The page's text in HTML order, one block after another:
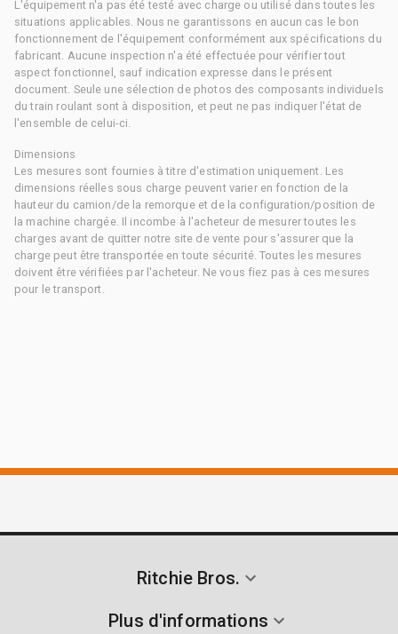
L'équipement n'a pas été testé avec charge ou utilisé dans toutes les
situations applicables. Nous ne garantissons en aucun cas le bon
fonctionnement de l'équipement conformément aux spécifications du
fabricant. Aucune inspection n'a été effectuée pour vérifier tout
aspect fonctionnel, sauf indication expresse dans le présent
document. Seule une sélection de photos des composants individuels
du train roulant sont à disposition, et peut ne pas indiquer l'état de
l'ensemble de celui-ci.
Dimensions
Les mesures sont fournies à titre d'estimation uniquement. Les
dimensions réelles sous charge peuvent varier en fonction de la
hauteur du camion/de la remorque et de la configuration/position de
la machine chargée. Il incombe à l'acheteur de mesurer toutes les
charges avant de quitter notre site de vente pour s'assurer que la
charge peut être transportée en toute sécurité. Toutes les mesures
doivent être vérifiées par l'acheteur. Ne vous fiez pas à ces mesures
pour le transport.
Ritchie Bros.
Plus d'informations